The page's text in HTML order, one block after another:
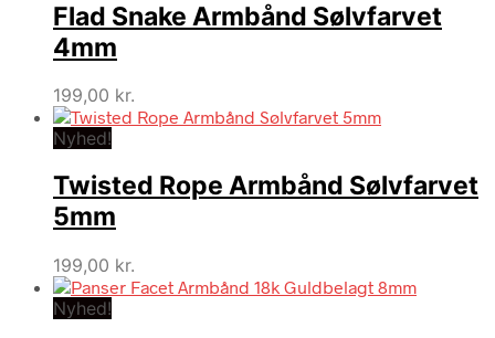
Flad Snake Armbånd Sølvfarvet
4mm
199,00 kr.
Nyhed!
Twisted Rope Armbånd Sølvfarvet
5mm
199,00 kr.
Nyhed!